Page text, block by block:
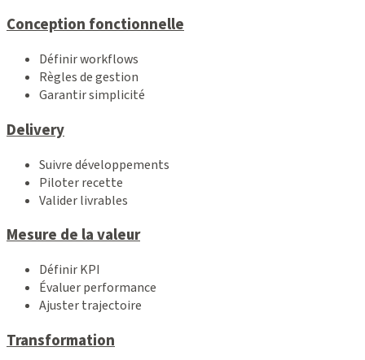
Conception fonctionnelle
Définir workflows
Règles de gestion
Garantir simplicité
Delivery
Suivre développements
Piloter recette
Valider livrables
Mesure de la valeur
Définir KPI
Évaluer performance
Ajuster trajectoire
Transformation